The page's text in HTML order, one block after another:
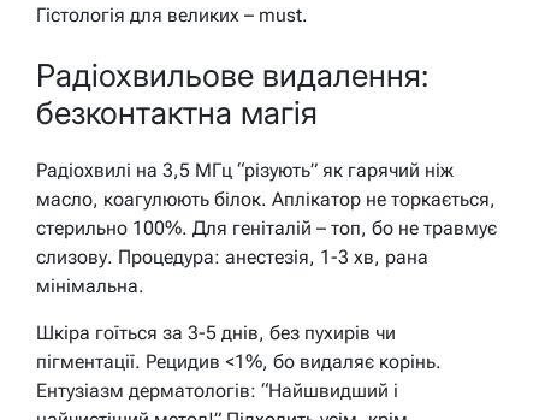
Гістологія для великих – must.
Радіохвильове видалення:
безконтактна магія
Радіохвилі на 3,5 МГц “різують” як гарячий ніж
масло, коагулюють білок. Аплікатор не торкається,
стерильно 100%. Для геніталій – топ, бо не травмує
слизову. Процедура: анестезія, 1-3 хв, рана
мінімальна.
Шкіра гоїться за 3-5 днів, без пухирів чи
пігментації. Рецидив <1%, бо видаляє корінь.
Ентузіазм дерматологів: “Найшвидший і